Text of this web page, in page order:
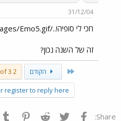
31/12/04
חכי לי סופיה!../images/Emo5.gif
זה של השנה נכון?
First הקודם 2 of 3
register to reply here.
Share: פייסבוק Twitter
Reddit